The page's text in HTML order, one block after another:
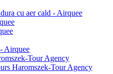
cu aer cald - Airquee
Airquee
Tour Agency
Haromszek-Tour Agency